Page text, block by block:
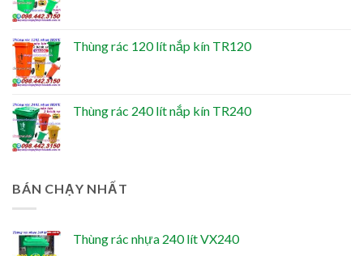
Thùng rác 120 lít nắp kín TR120
Thùng rác 240 lít nắp kín TR240
BÁN CHẠY NHẤT
Thùng rác nhựa 240 lít VX240